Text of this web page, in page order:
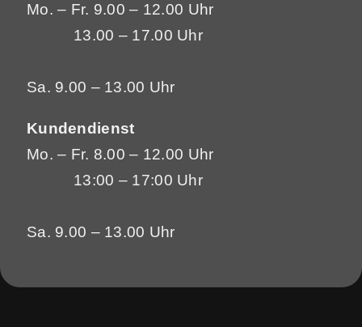
Mo. – Fr. 9.00 – 12.00 Uhr
13.00 – 17.00 Uhr
Sa. 9.00 – 13.00 Uhr
Kundendienst
Mo. – Fr. 8.00 – 12.00 Uhr
13:00 – 17:00 Uhr
Sa. 9.00 – 13.00 Uhr